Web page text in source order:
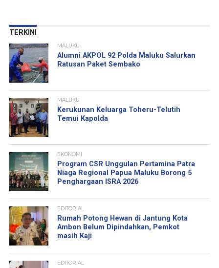
TERKINI
MALUKU
Alumni AKPOL 92 Polda Maluku Salurkan
Ratusan Paket Sembako
MALUKU
Kerukunan Keluarga Toheru-Telutih
Temui Kapolda
EKONOMI
Program CSR Unggulan Pertamina Patra
Niaga Regional Papua Maluku Borong 5
Penghargaan ISRA 2026
EDITORIAL
Rumah Potong Hewan di Jantung Kota
Ambon Belum Dipindahkan, Pemkot
masih Kaji
EDITORIAL